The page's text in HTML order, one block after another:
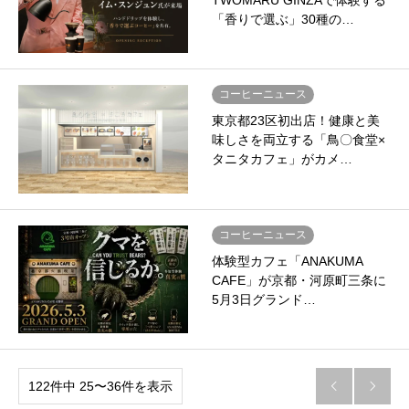
「香りで選ぶ」30種の…
コーヒーニュース
東京都23区初出店！健康と美
味しさを両立する「鳥〇食堂×
タニタカフェ」がカメ…
コーヒーニュース
体験型カフェ「ANAKUMA
CAFE」が京都・河原町三条に
5月3日グランド…
122件中 25〜36件を表示  